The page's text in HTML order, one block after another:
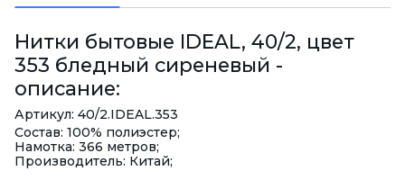
Нитки бытовые IDEAL, 40/2, цвет
353 бледный сиреневый -
описание:
Артикул: 40/2.IDEAL.353
Состав: 100% полиэстер;
Намотка: 366 метров;
Производитель: Китай;